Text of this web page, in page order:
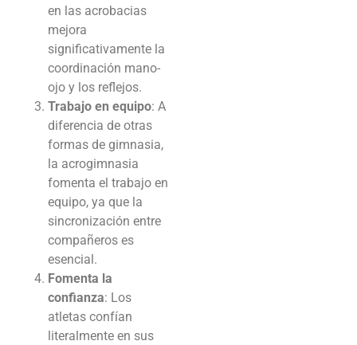
en las acrobacias
mejora
significativamente la
coordinación mano-
ojo y los reflejos.
Trabajo en equipo: A
diferencia de otras
formas de gimnasia,
la acrogimnasia
fomenta el trabajo en
equipo, ya que la
sincronización entre
compañeros es
esencial.
Fomenta la
confianza: Los
atletas confían
literalmente en sus